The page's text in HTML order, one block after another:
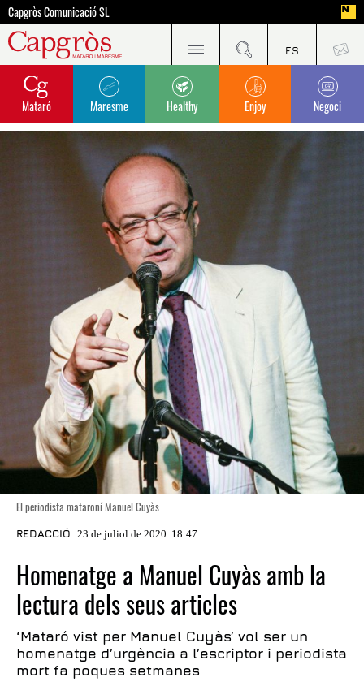
Capgròs Comunicació SL
Mataró Maresme Healthy Enjoy Negoci
El periodista mataroní Manuel Cuyàs
REDACCIÓ 23 de juliol de 2020. 18:47
Homenatge a Manuel Cuyàs amb la
lectura dels seus articles
‘Mataró vist per Manuel Cuyàs’ vol ser un
homenatge d’urgència a l’escriptor i periodista
mort fa poques setmanes